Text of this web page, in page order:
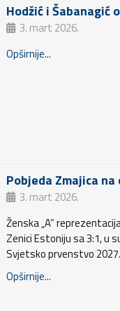
Hodžić i Šabanagić
3. mart 2026.
Opširnije...
Pobjeda Zmajica
3. mart 2026.
Ženska „A“
Zenici Estoniju sa 3:1, u
Svjetsko prvenstvo 2027.
Opširnije...